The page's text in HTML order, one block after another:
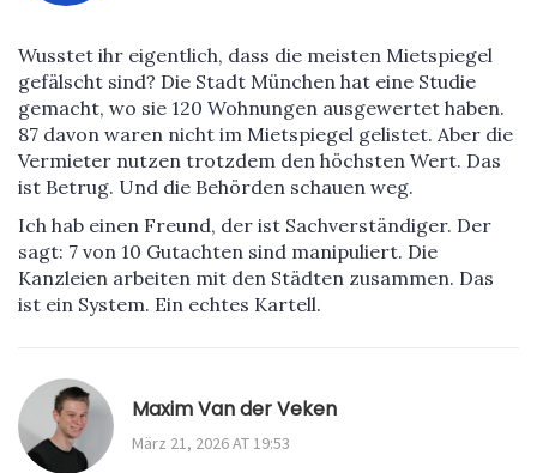
Wusstet ihr eigentlich, dass die meisten Mietspiegel
gefälscht sind? Die Stadt München hat eine Studie
gemacht, wo sie 120 Wohnungen ausgewertet haben.
87 davon waren nicht im Mietspiegel gelistet. Aber die
Vermieter nutzen trotzdem den höchsten Wert. Das
ist Betrug. Und die Behörden schauen weg.
Ich hab einen Freund, der ist Sachverständiger. Der
sagt: 7 von 10 Gutachten sind manipuliert. Die
Kanzleien arbeiten mit den Städten zusammen. Das
ist ein System. Ein echtes Kartell.
Maxim Van der Veken
März 21, 2026 AT 19:53